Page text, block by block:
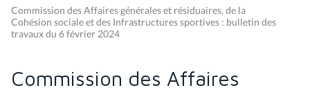
Commission des Affaires générales et résiduaires, de la
Cohésion sociale et des Infrastructures sportives : bulletin des
travaux du 6 février 2024
Commission des Affaires